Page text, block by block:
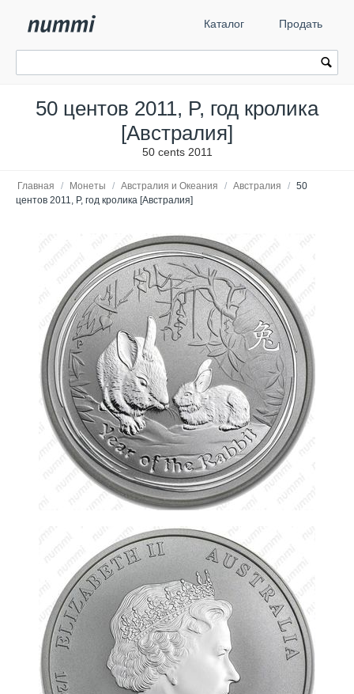
Каталог Продать
50 центов 2011, P, год кролика
[Австралия]
50 cents 2011
Главная / Монеты / Австралия и Океания / Австралия / 50
центов 2011, P, год кролика [Австралия]